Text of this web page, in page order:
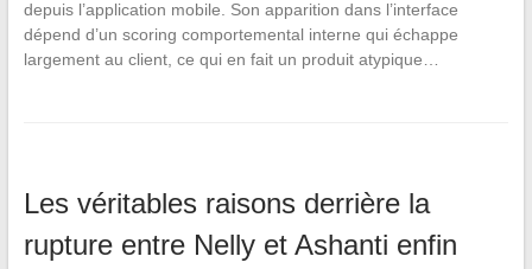
depuis l’application mobile. Son apparition dans l’interface
dépend d’un scoring comportemental interne qui échappe
largement au client, ce qui en fait un produit atypique…
Les véritables raisons derrière la
rupture entre Nelly et Ashanti enfin